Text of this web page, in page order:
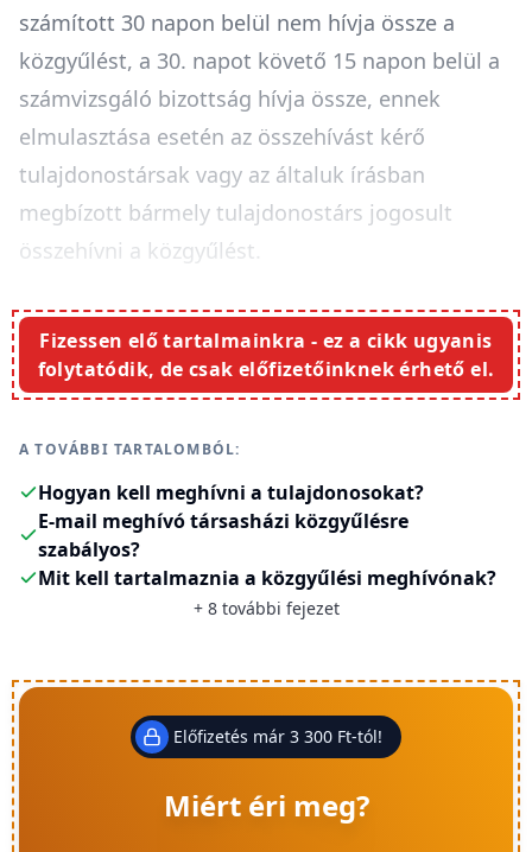
számított 30 napon belül nem hívja össze a
közgyűlést, a 30. napot követő 15 napon belül a
számvizsgáló bizottság hívja össze, ennek
elmulasztása esetén az összehívást kérő
tulajdonostársak vagy az általuk írásban
megbízott bármely tulajdonostárs jogosult
összehívni a közgyűlést.
Fizessen elő tartalmainkra - ez a cikk ugyanis
folytatódik, de csak előfizetőinknek érhető el.
A TOVÁBBI TARTALOMBÓL:
Hogyan kell meghívni a tulajdonosokat?
E-mail meghívó társasházi közgyűlésre
szabályos?
Mit kell tartalmaznia a közgyűlési meghívónak?
+ 8további fejezet
Előfizetés már 3 300 Ft-tól!
Miért éri meg?